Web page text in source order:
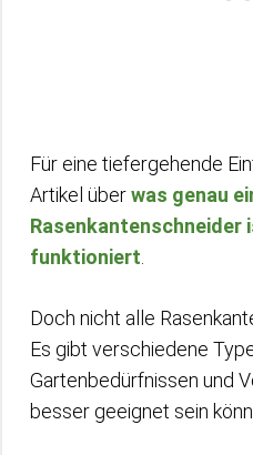
Für eine tiefergehende
Artikel überwas genau
Rasenkantenschneider
funktioniert
Doch nicht alle
Es gibt verschiedene
Gartenbedürfnissen und
besser geeignet sein